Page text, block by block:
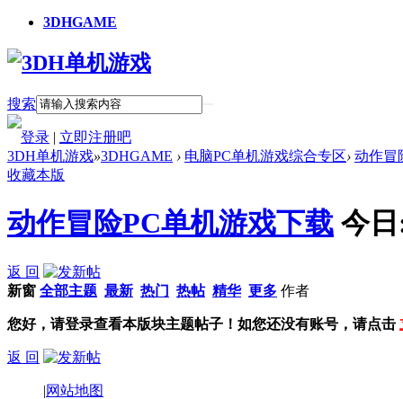
3DHGAME
搜索
登录 | 立即注册吧
3DH单机游戏»3DHGAME › 电脑PC单机游戏综合专区› 动作冒
收藏本版
动作冒险PC单机游戏下载 今
返 回
新窗 全部主题 最新 热门 热帖 精华 更多 作者
您好，请登录查看本版块主题帖子！如您还没有账号，请点击
返 回
|网站地图